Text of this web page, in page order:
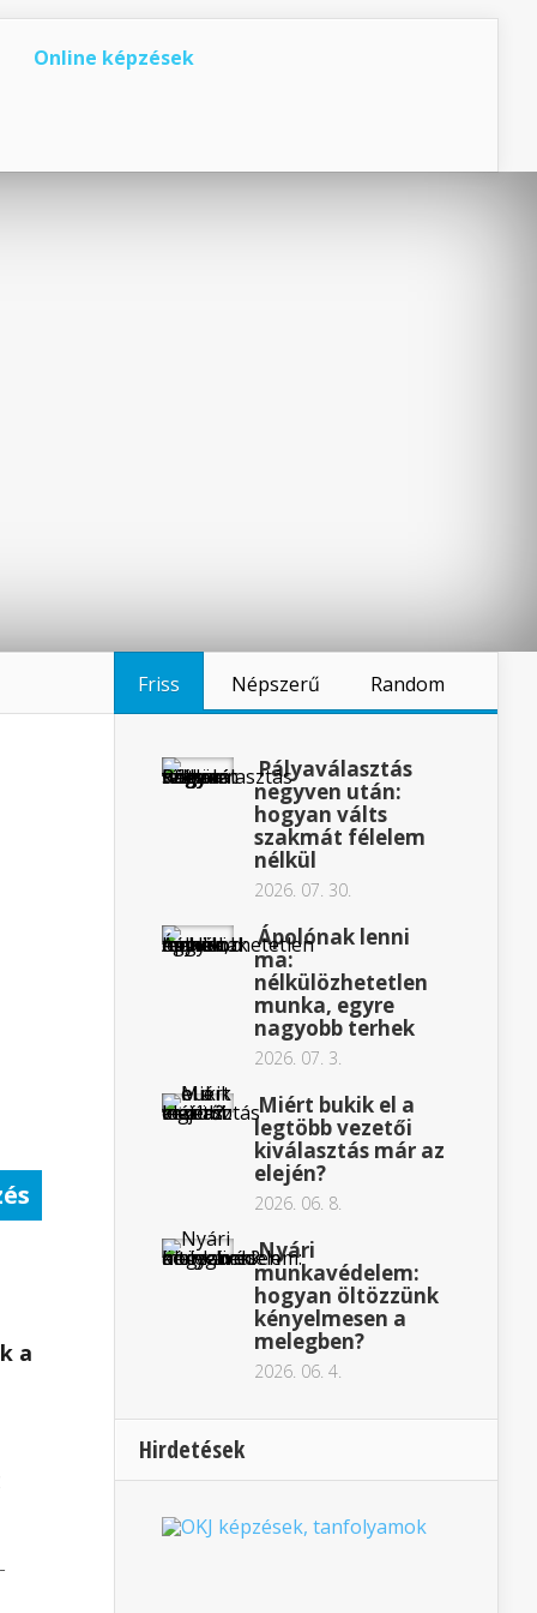
Online képzések
a
Friss Népszerű Random
Pályaválasztás
negyven után:
hogyan válts
szakmát félelem
nélkül
2026. 07. 30.
Ápolónak lenni
ma:
nélkülözhetetlen
munka, egyre
nagyobb terhek
2026. 07. 3.
Miért bukik el a
legtöbb vezetői
kiválasztás már az
elején?
2026. 06. 8.
Nyári
munkavédelem:
hogyan öltözzünk
kényelmesen a
melegben?
2026. 06. 4.
Hirdetések